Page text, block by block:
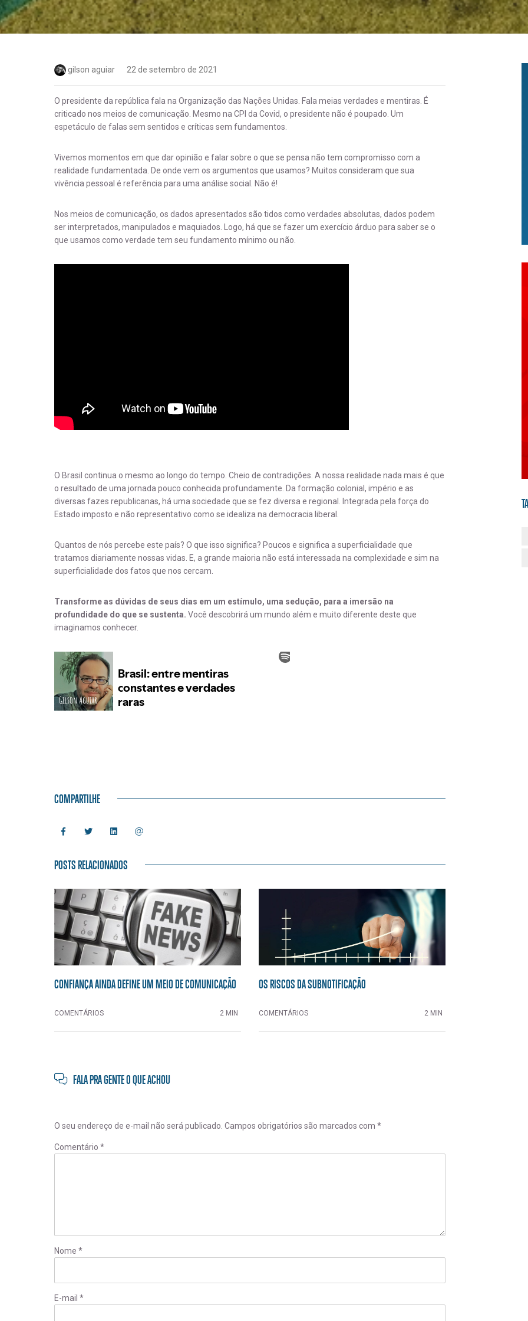
gilson aguiar 22 de setembro de 2021
O presidente da república fala na Organização das Nações Unidas. Fala meias verdades e mentiras. É
criticado nos meios de comunicação. Mesmo na CPI da Covid, o presidente não é poupado. Um
espetáculo de falas sem sentidos e críticas sem fundamentos.
Vivemos momentos em que dar opinião e falar sobre o que se pensa não tem compromisso com a
realidade fundamentada. De onde vem os argumentos que usamos? Muitos consideram que sua
vivência pessoal é referência para uma análise social. Não é!
Nos meios de comunicação, os dados apresentados são tidos como verdades absolutas, dados podem
ser interpretados, manipulados e maquiados. Logo, há que se fazer um exercício árduo para saber se o
que usamos como verdade tem seu fundamento mínimo ou não.
O Brasil continua o mesmo ao longo do tempo. Cheio de contradições. A nossa realidade nada mais é que
o resultado de uma jornada pouco conhecida profundamente. Da formação colonial, império e as
diversas fazes republicanas, há uma sociedade que se fez diversa e regional. Integrada pela força do
Estado imposto e não representativo como se idealiza na democracia liberal.
Quantos de nós percebe este país? O que isso significa? Poucos e significa a superficialidade que
tratamos diariamente nossas vidas. E, a grande maioria não está interessada na complexidade e sim na
superficialidade dos fatos que nos cercam.
Transforme as dúvidas de seus dias em um estímulo, uma sedução, para a imersão na
profundidade do que se sustenta. Você descobrirá um mundo além e muito diferente deste que
imaginamos conhecer.
COMPARTILHE
POSTS RELACIONADOS
CONFIANÇA AINDA DEFINE UM MEIO DE COMUNICAÇÃO
COMENTÁRIOS 2 MIN
OS RISCOS DA SUBNOTIFICAÇÃO
COMENTÁRIOS 2 MIN
FALA PRA GENTE O QUE ACHOU
O seu endereço de e-mail não será publicado. Campos obrigatórios são marcados com *
Comentário *
Nome *
E-mail *